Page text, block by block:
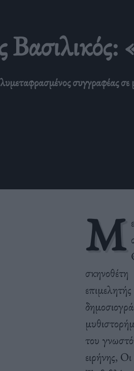
Βασιλικός:
συγγραφέας σε
Μ
του
ειρήνης,